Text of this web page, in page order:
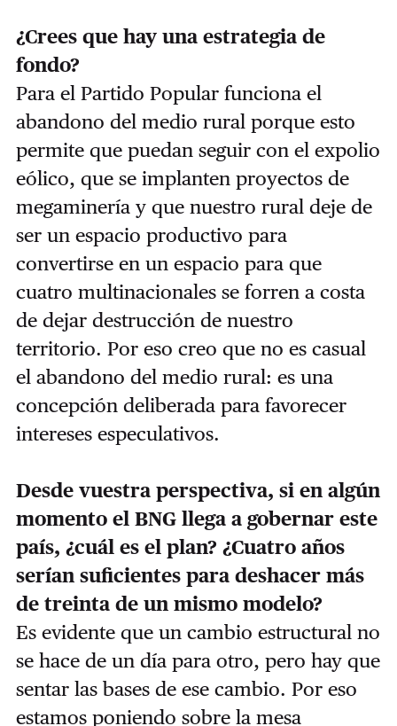
¿Crees que hay una estrategia de
fondo?
Para el Partido Popular funciona el
abandono del medio rural porque esto
permite que puedan seguir con el expolio
eólico, que se implanten proyectos de
megaminería y que nuestro rural deje de
ser un espacio productivo para
convertirse en un espacio para que
cuatro multinacionales se forren a costa
de dejar destrucción de nuestro
territorio. Por eso creo que no es casual
el abandono del medio rural: es una
concepción deliberada para favorecer
intereses especulativos.
Desde vuestra perspectiva, si en algún
momento el BNG llega a gobernar este
país, ¿cuál es el plan? ¿Cuatro años
serían suficientes para deshacer más
de treinta de un mismo modelo?
Es evidente que un cambio estructural no
se hace de un día para otro, pero hay que
sentar las bases de ese cambio. Por eso
estamos poniendo sobre la mesa